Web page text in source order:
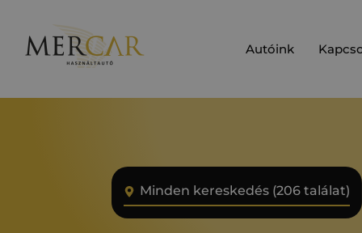
Autóink
Minden kereskedés (206 találat)